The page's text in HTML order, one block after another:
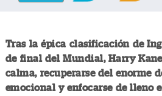
Tras la épica clasificación de
de final del Mundial, Harry
calma, recuperarse del enorme
emocional y enfocarse de lleno